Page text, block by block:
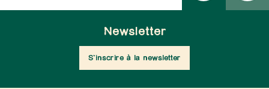
Newsletter
S'inscrire à la newsletter